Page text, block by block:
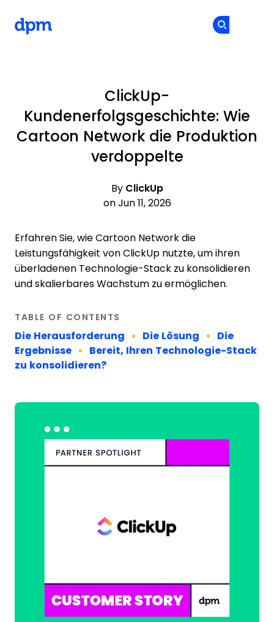
ClickUp-
Kundenerfolgsgeschichte: Wie
Cartoon Network die Produktion
verdoppelte
By ClickUp
on Jun 11, 2026
Erfahren Sie, wie Cartoon Network die
Leistungsfähigkeit von ClickUp nutzte, um ihren
überladenen Technologie-Stack zu konsolidieren
und skalierbares Wachstum zu ermöglichen.
TABLE OF CONTENTS
Die Herausforderung Die Lösung
Die
Ergebnisse
Bereit, Ihren Technologie-Stack
zu konsolidieren?